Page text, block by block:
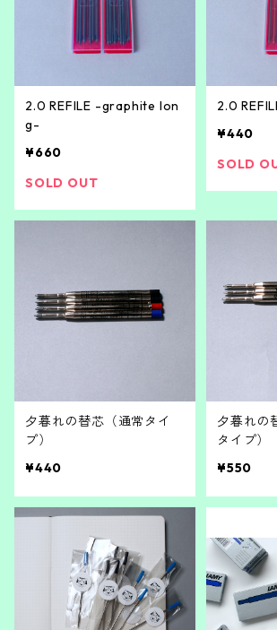
2.0 REFILE -graphite lon
g-
¥660
SOLD OUT
2.0
¥440
SOLD
夕暮れの替芯（通常タイ
プ）
¥440
夕暮れの
タイプ）
¥550